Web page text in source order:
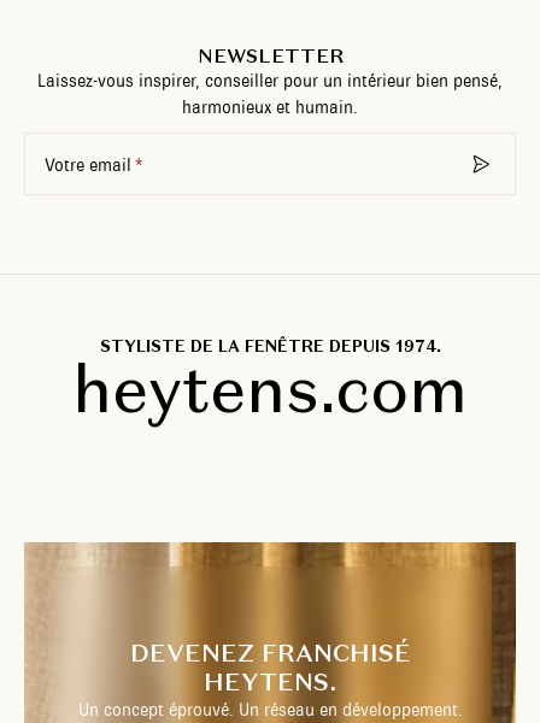
NEWSLETTER
Laissez-vous inspirer, conseiller pour un intérieur bien pensé,
harmonieux et humain.
Votre email
STYLISTE DE LA FENÊTRE DEPUIS 1974.
heytens.com
DEVENEZ FRANCHISÉ
HEYTENS.
Un concept éprouvé. Un réseau en développement.